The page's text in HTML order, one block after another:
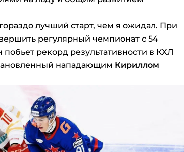
гораздо лучший старт, чем я ожидал. При
регулярный чемпионат с 54
рекорд результативности в КХЛ
нападающим Кириллом